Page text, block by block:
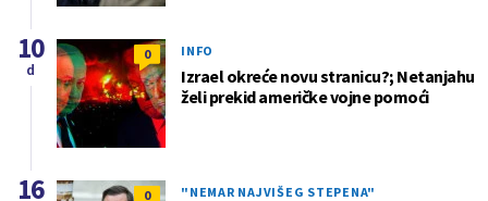
0 INFO
Izrael okreće novu stranicu?; Netanjahu
želi prekid američke vojne pomoći
10
d
0 "NEMAR NAJVIŠEG STEPENA"
16